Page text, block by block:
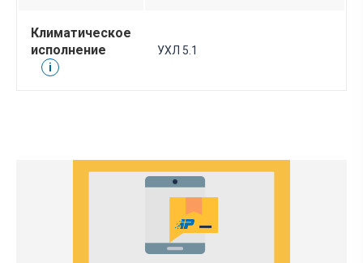
Климатическое
исполнение
i
УХЛ 5.1